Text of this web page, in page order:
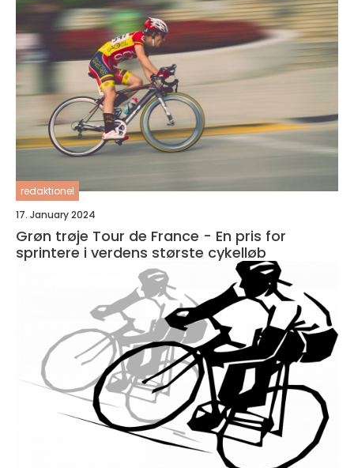
redaktionel
17. January 2024
Grøn trøje Tour de France - En pris for
sprintere i verdens største cykelløb